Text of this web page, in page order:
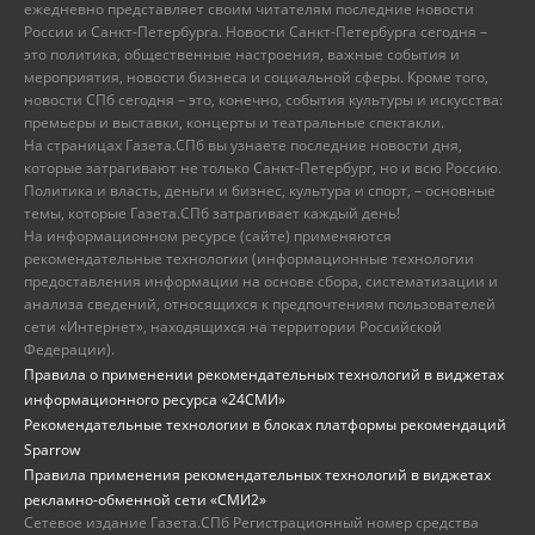
ежедневно представляет своим читателям последние новости
России и Санкт-Петербурга. Новости Санкт-Петербурга сегодня –
это политика, общественные настроения, важные события и
мероприятия, новости бизнеса и социальной сферы. Кроме того,
новости СПб сегодня – это, конечно, события культуры и искусства:
премьеры и выставки, концерты и театральные спектакли.
На страницах Газета.СПб вы узнаете последние новости дня,
которые затрагивают не только Санкт-Петербург, но и всю Россию.
Политика и власть, деньги и бизнес, культура и спорт, – основные
темы, которые Газета.СПб затрагивает каждый день!
На информационном ресурсе (сайте) применяются
рекомендательные технологии (информационные технологии
предоставления информации на основе сбора, систематизации и
анализа сведений, относящихся к предпочтениям пользователей
сети «Интернет», находящихся на территории Российской
Федерации).
Правила о применении рекомендательных технологий в виджетах
информационного ресурса «24СМИ»
Рекомендательные технологии в блоках платформы рекомендаций
Sparrow
Правила применения рекомендательных технологий в виджетах
рекламно-обменной сети «СМИ2»
Сетевое издание Газета.СПб Регистрационный номер средства